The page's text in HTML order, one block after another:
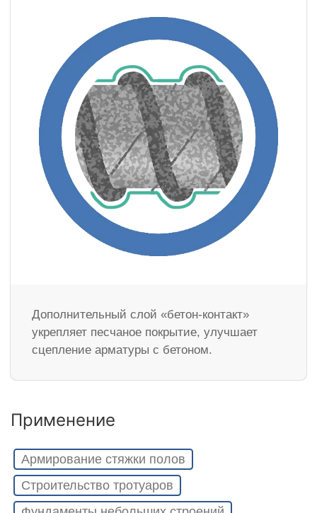
Дополнительный слой «бетон-контакт»
укрепляет песчаное покрытие, улучшает
сцепление арматуры с бетоном.
Применение
Армирование стяжки полов
Строительство тротуаров